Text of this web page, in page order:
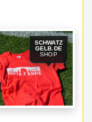
SCHWATZ
GELB.DE
SHOP